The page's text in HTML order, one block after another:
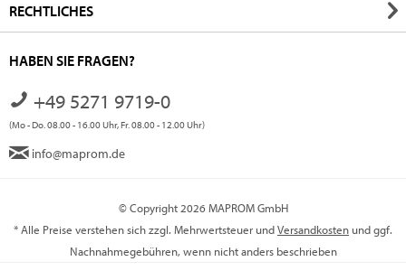
RECHTLICHES
HABEN SIE FRAGEN?
+49 5271 9719-0
(Mo - Do. 08.00 - 16.00 Uhr, Fr. 08.00 - 12.00 Uhr)
info@maprom.de
© Copyright 2026 MAPROM GmbH
* Alle Preise verstehen sich zzgl. Mehrwertsteuer undVersandkosten und ggf.
Nachnahmegebühren, wenn nicht anders beschrieben